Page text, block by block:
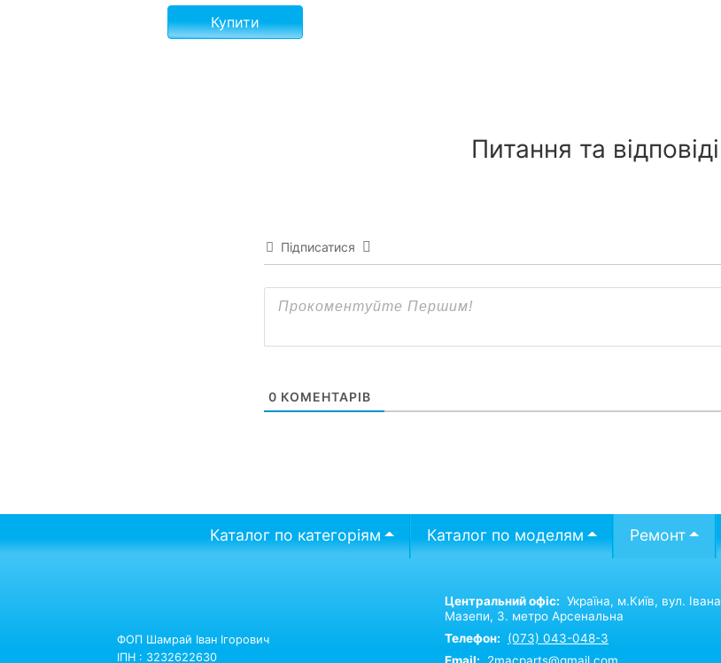
Купити
Питання та відповіді
Підписатися
0 КОМЕНТАРІВ
Каталог по категоріям Каталог по моделям Ремонт
ФОП Шамрай Іван Ігорович
ІПН : 3232622630
Центральний офіс: Україна, м.Київ, вул. Івана
Мазепи, 3. метро Арсенальна
Телефон:
(073) 043-048-3